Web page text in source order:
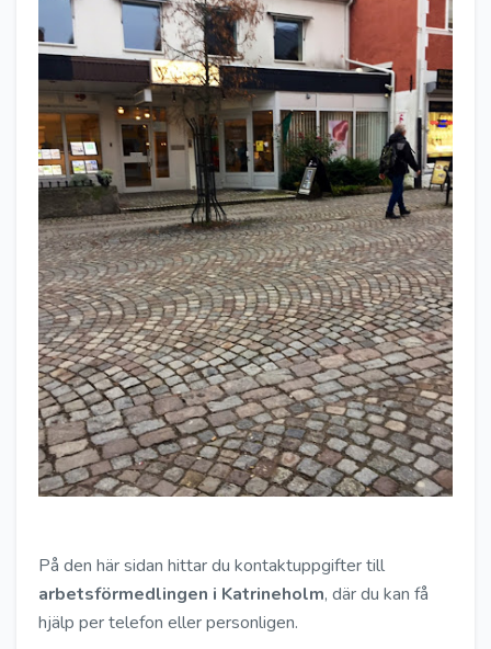
På den här sidan hittar du kontaktuppgifter till
arbetsförmedlingen i Katrineholm, där du kan få
hjälp per telefon eller personligen.